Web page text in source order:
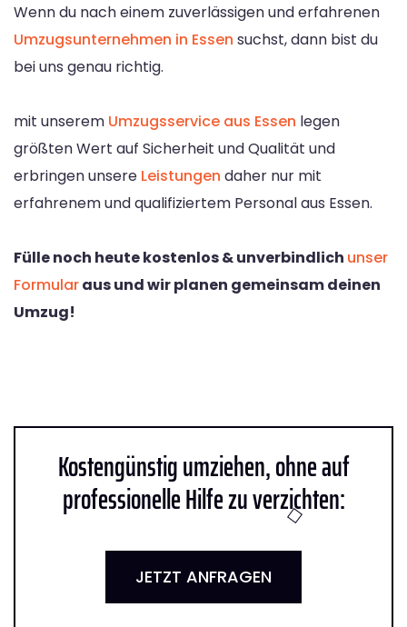
Wenn du nach einem zuverlässigen und erfahrenen
Umzugsunternehmen in Essen suchst, dann bist du
bei uns genau richtig.
mit unserem Umzugsservice aus Essen legen
größten Wert auf Sicherheit und Qualität und
erbringen unsere Leistungen daher nur mit
erfahrenem und qualifiziertem Personal aus Essen.
Fülle noch heute kostenlos & unverbindlich unser
Formularaus und wir planen gemeinsam deinen
Umzug!
Kostengünstig umziehen, ohne auf
professionelle Hilfe zu verzichten:
JETZT ANFRAGEN